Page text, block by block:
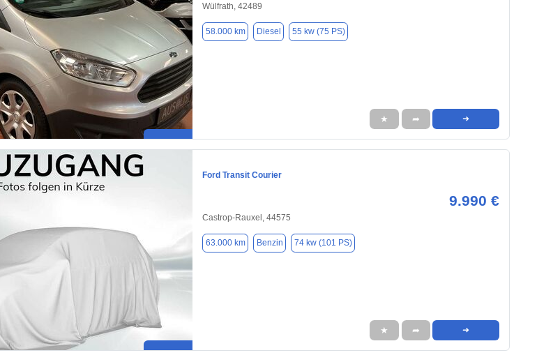
Wülfrath, 42489
58.000 km Diesel 55 kw (75 PS)
★ ➦ ➜
Ford Transit Courier
9.990 €
Castrop-Rauxel, 44575
63.000 km Benzin 74 kw (101 PS)
★ ➦ ➜